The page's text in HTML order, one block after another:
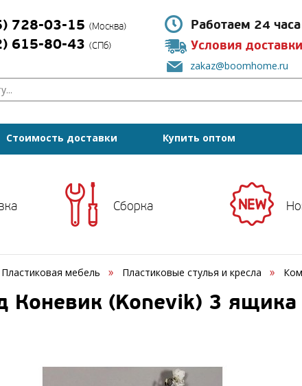
728-03-15 (Москва)
615-80-43 (СПб)
Работаем 24 часа
Условия доставки
zakaz@boomhome.ru
Стоимость доставки Купить оптом
Сборка
Пластиковая мебель Пластиковые стулья и кресла
Коневик (Konevik) 3